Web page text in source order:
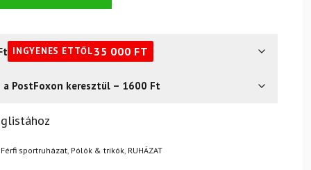
INGYENES ETTŐL35 000 FT
a PostFoxon keresztül – 1600 Ft
gond – a terméket egyszerűen visszaküldheti 14
Férfi sportruházat, Pólók & trikók, RUHÁZAT